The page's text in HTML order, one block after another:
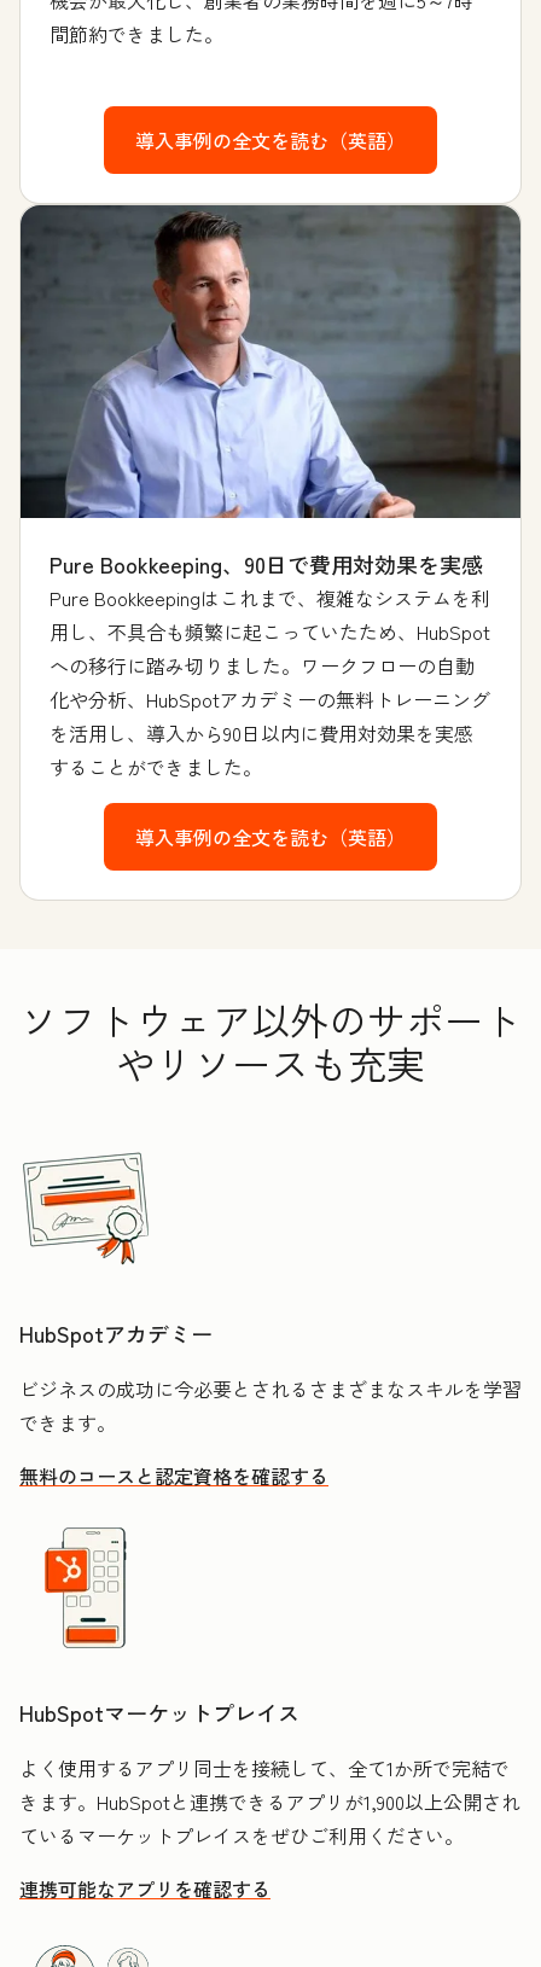
間節約できました。
導入事例の全文を読む（英語）
Pure Bookkeeping、90日で費用対効果を実感
Pure Bookkeepingはこれまで、複雑なシステムを利
用し、不具合も頻繁に起こっていたため、HubSpot
への移行に踏み切りました。ワークフローの自動
化や分析、HubSpotアカデミーの無料トレーニング
を活用し、導入から90日以内に費用対効果を実感
することができました。
導入事例の全文を読む（英語）
ソフトウェア以外のサポート
やリソースも充実
HubSpotアカデミー
ビジネスの成功に今必要とされるさまざまなスキルを学習
できます。
無料のコースと認定資格を確認する
HubSpotマーケットプレイス
よく使用するアプリ同士を接続して、全て1か所で完結で
きます。HubSpotと連携できるアプリが1,900以上公開され
ているマーケットプレイスをぜひご利用ください。
連携可能なアプリを確認する